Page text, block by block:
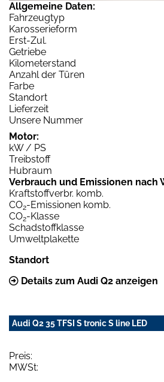
Allgemeine Daten:
Fahrzeugtyp
Karosserieform
Erst-Zul.
Getriebe
Kilometerstand
Anzahl der Türen
Farbe
Standort
Lieferzeit
Unsere Nummer
Motor:
kW / PS
Treibstoff
Hubraum
Verbrauch und Emissionen nach
Kraftstoffverbr. komb.
CO2-Emissionen komb.
CO2-Klasse
Schadstoffklasse
Umweltplakette
Standort
Details zum Audi Q2 anzeigen
Audi Q2 35 TFSI S tronic S line LED
Preis:
MWSt: